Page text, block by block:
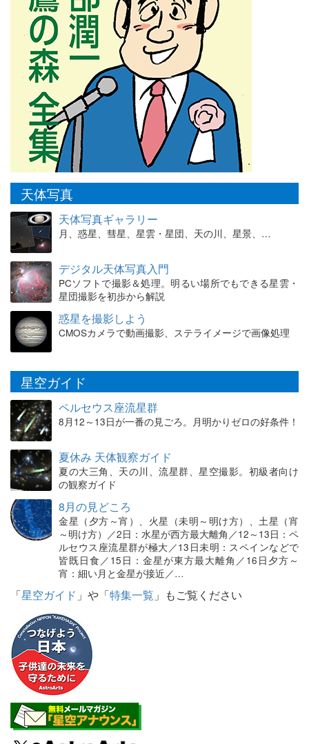
天体写真
天体写真ギャラリー
月、惑星、彗星、星雲・星団、天の川、星景、…
デジタル天体写真入門
PCソフトで撮影＆処理。明るい場所でもできる星雲・
星団撮影を初歩から解説
惑星を撮影しよう
CMOSカメラで動画撮影、ステライメージで画像処理
星空ガイド
ペルセウス座流星群
8月12～13日が一番の見ごろ。月明かりゼロの好条件！
夏休み 天体観察ガイド
夏の大三角、天の川、流星群、星空撮影。初級者向け
の観察ガイド
8月の見どころ
金星（夕方～宵）、火星（未明～明け方）、土星（宵
～明け方）／2日：水星が西方最大離角／12～13日：ペ
ルセウス座流星群が極大／13日未明：スペインなどで
皆既日食／15日：金星が東方最大離角／16日夕方～
宵：細い月と金星が接近／…
「星空ガイド 」や「特集一覧 」もご覧ください